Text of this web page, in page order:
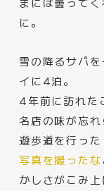
に。
雪の降るサパ
イに4泊。
4年前に訪れた
名店の味が忘
遊歩道を行っ
写真を撮ったな
かしさがこみ上